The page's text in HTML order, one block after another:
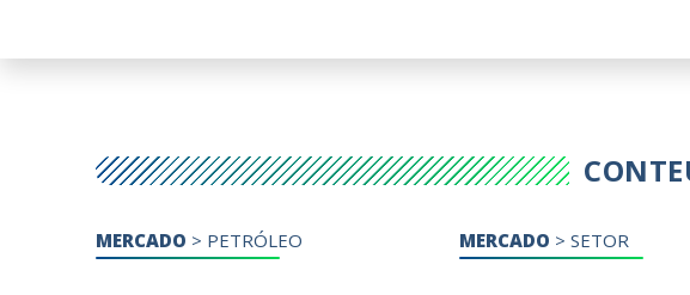
MERCADO > PETRÓLEO MERCADO > SETOR